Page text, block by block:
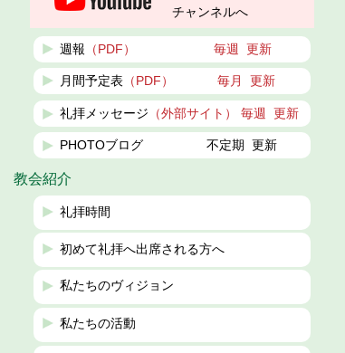
チャンネルへ
週報 （PDF） 毎週 更新
月間予定表 （PDF） 毎月 更新
礼拝メッセージ （外部サイト） 毎週 更新
PHOTOブログ 不定期 更新
教会紹介
礼拝時間
初めて礼拝へ出席される方へ
私たちのヴィジョン
私たちの活動